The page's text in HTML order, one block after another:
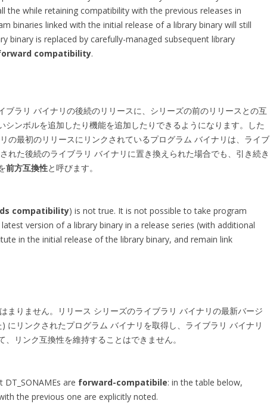
the while retaining compatibility with the previous releases in
binaries linked with the initial release of a library binary will still
binary is replaced by carefully-managed subsequent library
compatibility.
ブラリ バイナリの後続のリリースに、シリーズの前のリリースとの互
シンボルを追加したり機能を追加したりできるようになります。した
の最初のリリースにリンクされているプログラム バイナリは、ライブ
れた後続のライブラリ バイナリに置き換えられた場合でも、引き続き
前方互換性と呼びます。
compatibility) is not true. It is not possible to take program
version of a library binary in a release series (with additional
in the initial release of the library binary, and remain link
まりません。リリース シリーズのライブラリ バイナリの最新バージ
にリンクされたプログラム バイナリを取得し、ライブラリ バイナリ
リンク互換性を維持することはできません。
DT_SONAMEs are forward-compatibile: in the table below,
the previous one are explicitly noted.